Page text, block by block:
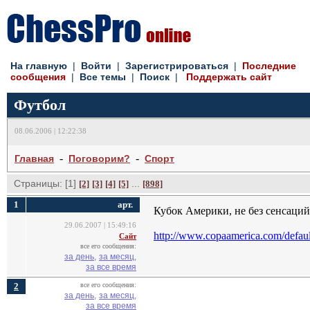
На главную | Войти | Зарегистрироваться | Последние
сообщения | Все темы | Поиск | Поддержать сайт
Футбол
08.06.2006 | 12:22:38
Главная - Поговорим? - Спорт
Страницы: [1] [2] [3] [4] [5]
[898]
1
арт.
29.06.2007 | 15:49:16
Сайт
все его сообщения:
за день, за месяц,
за все время
Кубок Америки, не без
http://www.copaamerica.com/
2 все его сообщения:
за день, за месяц,
за все время